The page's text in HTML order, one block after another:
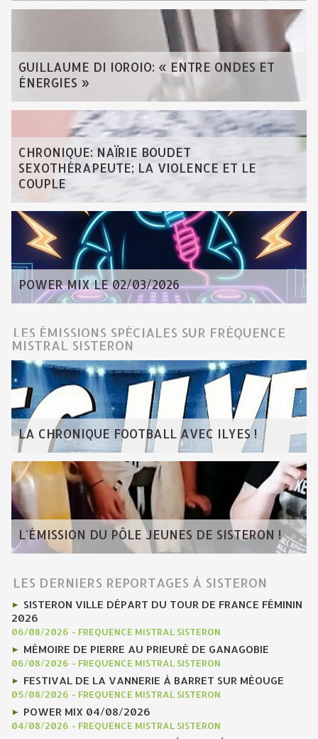
GUILLAUME DI IOROIO: « ENTRE ONDES ET
ÉNERGIES »
CHRONIQUE: NAÏRIE BOUDET
SEXOTHÉRAPEUTE; LA VIOLENCE ET LE
COUPLE
POWER MIX LE 02/03/2026
LES ÉMISSIONS SPÉCIALES SUR FRÉQUENCE
MISTRAL SISTERON
LA CHRONIQUE FOOTBALL AVEC ILYES !
L'ÉMISSION DU PÔLE JEUNES DE SISTERON !
LES DERNIERS REPORTAGES À SISTERON
SISTERON VILLE DÉPART DU TOUR DE FRANCE FÉMININ
2026
06/08/2026 - FREQUENCE MISTRAL SISTERON
MÉMOIRE DE PIERRE AU PRIEURÉ DE GANAGOBIE
06/08/2026 - FREQUENCE MISTRAL SISTERON
FESTIVAL DE LA VANNERIE À BARRET SUR MÉOUGE
05/08/2026 - FREQUENCE MISTRAL SISTERON
POWER MIX 04/08/2026
04/08/2026 - FREQUENCE MISTRAL SISTERON